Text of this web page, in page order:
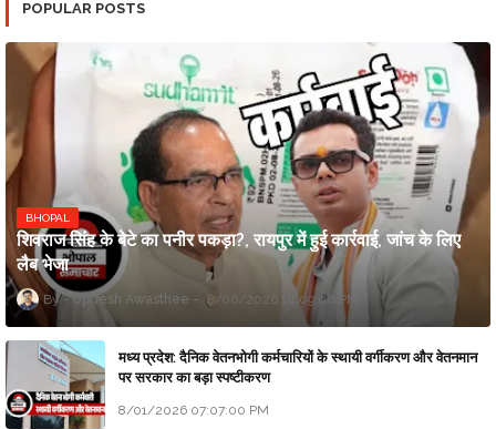
POPULAR POSTS
BHOPAL
शिवराज सिंह के बेटे का पनीर पकड़ा?, रायपुर में हुई कार्रवाई, जांच के लिए
लैब भेजा
Updesh Awasthee 8/06/2026 10:09:00 PM
मध्य प्रदेश: दैनिक वेतनभोगी कर्मचारियों के स्थायी वर्गीकरण और वेतनमान
पर सरकार का बड़ा स्पष्टीकरण
8/01/2026 07:07:00 PM